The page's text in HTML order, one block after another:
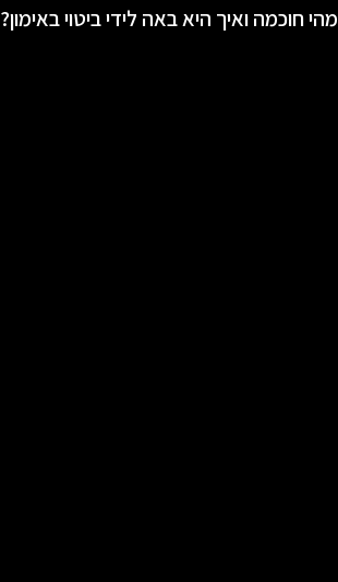
מהי חוכמה ואיך היא באה לידי ביטוי באימון?